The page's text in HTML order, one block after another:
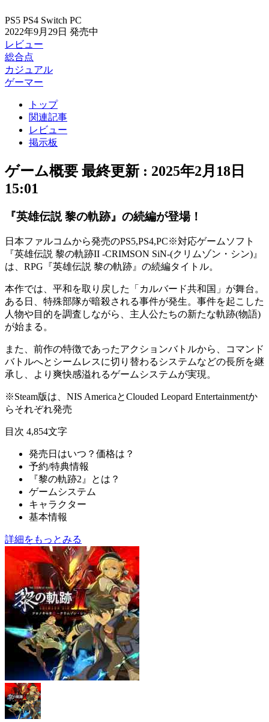
PS5 PS4 Switch PC
2022年9月29日 発売中
レビュー
総合点
カジュアル
ゲーマー
トップ
関連記事
レビュー
掲示板
ゲーム概要 最終更新 : 2025年2月18日
15:01
『英雄伝説 黎の軌跡』の続編が登場！
日本ファルコムから発売のPS5,PS4,PC※対応ゲームソフト
『英雄伝説 黎の軌跡II -CRIMSON SiN-(クリムゾン・シン)』
は、 RPG 『英雄伝説 黎の軌跡』の続編タイトル。
本作では、平和を取り戻した「 カルバード共和国 」が舞台。
ある日、 特殊部隊が暗殺される事件が発生。事件を起こした
人物や目的を調査しながら、主人公たちの新たな軌跡(物語)
が始まる。
また、前作の特徴であったアクションバトルから、コマンド
バトルへとシームレスに切り替わる システムなどの長所を継
承し、 より爽快感溢れるゲームシステムが実現。
※Steam版は、NIS AmericaとClouded Leopard Entertainmentか
らそれぞれ発売
目次 4,854文字
発売日はいつ？価格は？
予約/特典情報
『黎の軌跡2』とは？
ゲームシステム
キャラクター
基本情報
詳細をもっとみる